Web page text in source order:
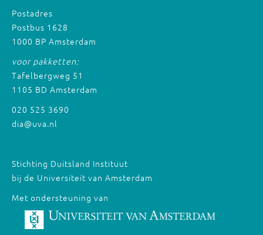
Postadres
Postbus 1628
1000 BP Amsterdam
voor pakketten:
Tafelbergweg 51
1105 BD Amsterdam
020 525 3690
dia@uva.nl
Stichting Duitsland Instituut
bij de Universiteit van Amsterdam
Met ondersteuning van